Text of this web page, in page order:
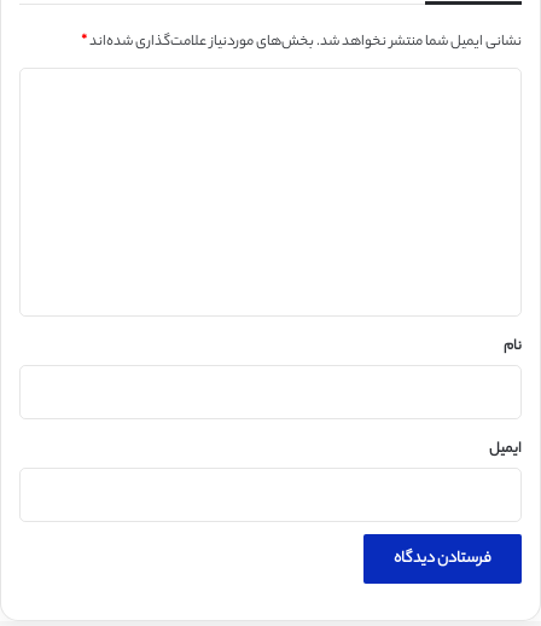
نشانی ایمیل شما منتشر نخواهد شد.بخش‌های موردنیاز علامت‌گذاری شده‌اند*
نام
ایمیل